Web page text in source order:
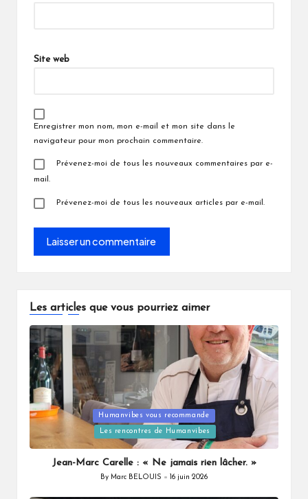
Site web
Enregistrer mon nom, mon e-mail et mon site dans le
navigateur pour mon prochain commentaire.
Prévenez-moi de tous les nouveaux commentaires par e-
mail.
Prévenez-moi de tous les nouveaux articles par e-mail.
Les articles que vous pourriez aimer
Posted
Humanvibes vous recommande
Les rencontres de Humanvibes
Jean-Marc Carelle : « Ne jamais rien lâcher. »
Posted
By Marc BELOUIS 16 juin 2026